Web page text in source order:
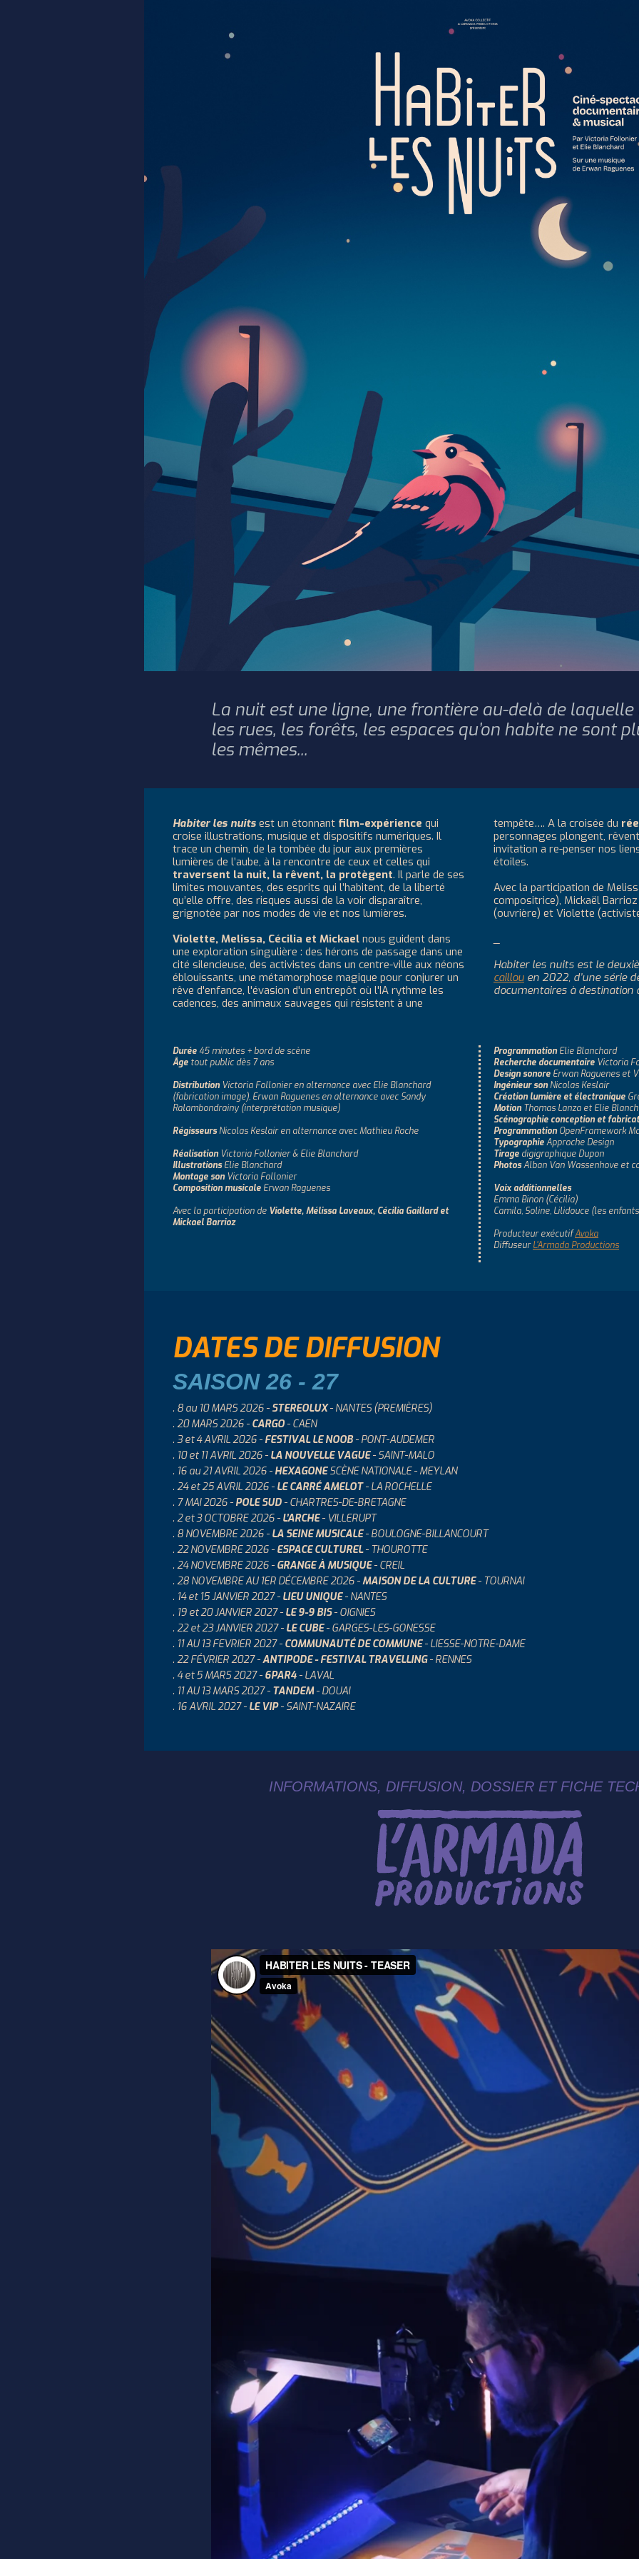
La nuit est une ligne, une frontière au-delà de laquelle
les rues, les forêts, les espaces qu’on habite ne sont
les mêmes...
Habiter les nuits est un étonnant film-expérience qui
croise illustrations, musique et dispositifs numériques. Il
trace un chemin, de la tombée du jour aux premières
lumières de l’aube, à la rencontre de ceux et celles qui
traversent la nuit, la rêvent, la protègent. Il parle de ses
limites mouvantes, des esprits qui l’habitent, de la liberté
qu’elle offre, des risques aussi de la voir disparaître,
grignotée par nos modes de vie et nos lumières.
Violette, Melissa, Cécilia et Mickael nous guident dans
une exploration singulière : des hérons de passage dans une
cité silencieuse, des activistes dans un centre-ville aux néons
éblouissants, une métamorphose magique pour conjurer un
rêve d'enfance, l'évasion d'un entrepôt où l'IA rythme les
cadences, des animaux sauvages qui résistent à une
tempête…. A la croisée du
personnages plongent,
invitation a re-penser nos
étoiles.
Avec la participation de
compositrice), Mickaël
(ouvrière) et Violette
Habiter les nuits est le
caillou en 2022, d’une série
documentaires à destination
Durée45 minutes + bord de scène
Âge tout public dès 7 ans
Distribution Victoria Follonier en alternance avec Elie Blanchard
(fabrication image), Erwan Raguenes en alternance avec Sandy
Ralambondrainy (interprétation musique)
RégisseursNicolas Keslair en alternance avec Mathieu Roche
RéalisationVictoria Follonier & Elie Blanchard
IllustrationsElie Blanchard
Montage sonVictoria Follonier
Composition musicale Erwan Raguenes
Avec la participation de Violette, Mélissa Laveaux, Cécilia Gaillard et
Mickael Barrioz
ProgrammationElie Blanchard
Recherche documentaire Victoria
Design sonore Erwan Raguenes et
Ingénieur sonNicolas Keslair
Création lumière et électronique
MotionThomas Lanza et Elie
Scénographie conception et
ProgrammationOpenFramework
TypographieApproche Design
Tirage digigraphique Dupon
PhotosAlban Van Wassenhove et
Voix additionnelles
Emma Binon (Cécilia)
Camila, Soline, Lilidouce (les
Producteur exécutifAvoka
DiffuseurL'Armada Productions
DATES DE DIFFUSION
SAISON 26 - 27
. 8 au 10 MARS 2026 - STEREOLUX- NANTES (PREMIÈRES)
. 20 MARS 2026 - CARGO - CAEN
. 3 et 4 AVRIL 2026 - FESTIVAL LE NOOB- PONT-AUDEMER
. 10 et 11 AVRIL 2026 - LA NOUVELLE VAGUE- SAINT-MALO
. 16 au 21 AVRIL 2026 - HEXAGONESCÈNE NATIONALE - MEYLAN
. 24 et 25 AVRIL 2026 - LE CARRÉ AMELOT- LA ROCHELLE
. 7 MAI 2026 - POLE SUD - CHARTRES-DE-BRETAGNE
. 2 et 3 OCTOBRE 2026 - L’ARCHE- VILLERUPT
. 8 NOVEMBRE 2026 - LA SEINE MUSICALE- BOULOGNE-BILLANCOURT
. 22 NOVEMBRE 2026 - ESPACE CULTUREL- THOUROTTE
. 24 NOVEMBRE 2026 - GRANGE À MUSIQUE- CREIL
. 28 NOVEMBRE AU 1ER DÉCEMBRE 2026 -MAISON DE LA CULTURE- TOURNAI
. 14 et 15 JANVIER 2027 - LIEU UNIQUE- NANTES
. 19 et 20 JANVIER 2027 - LE 9-9 BIS- OIGNIES
. 22 et 23 JANVIER 2027 - LE CUBE- GARGES-LES-GONESSE
. 11 AU 13 FEVRIER 2027 - COMMUNAUTÉ DE COMMUNE- LIESSE-NOTRE-DAME
. 22 FÉVRIER 2027 -ANTIPODE - FESTIVAL TRAVELLING- RENNES
. 4 et 5 MARS 2027 - 6PAR4 - LAVAL
. 11 AU 13 MARS 2027 - TANDEM- DOUAI
. 16 AVRIL 2027 - LE VIP- SAINT-NAZAIRE
INFORMATIONS, DIFFUSION, DOSSIER ET FICHE